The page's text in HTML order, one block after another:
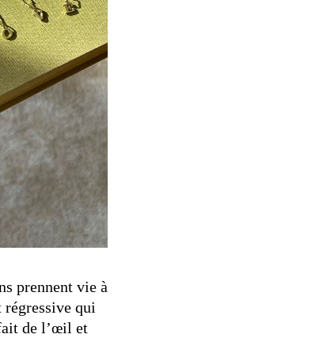
prennent vie à
qui
de l’œil et